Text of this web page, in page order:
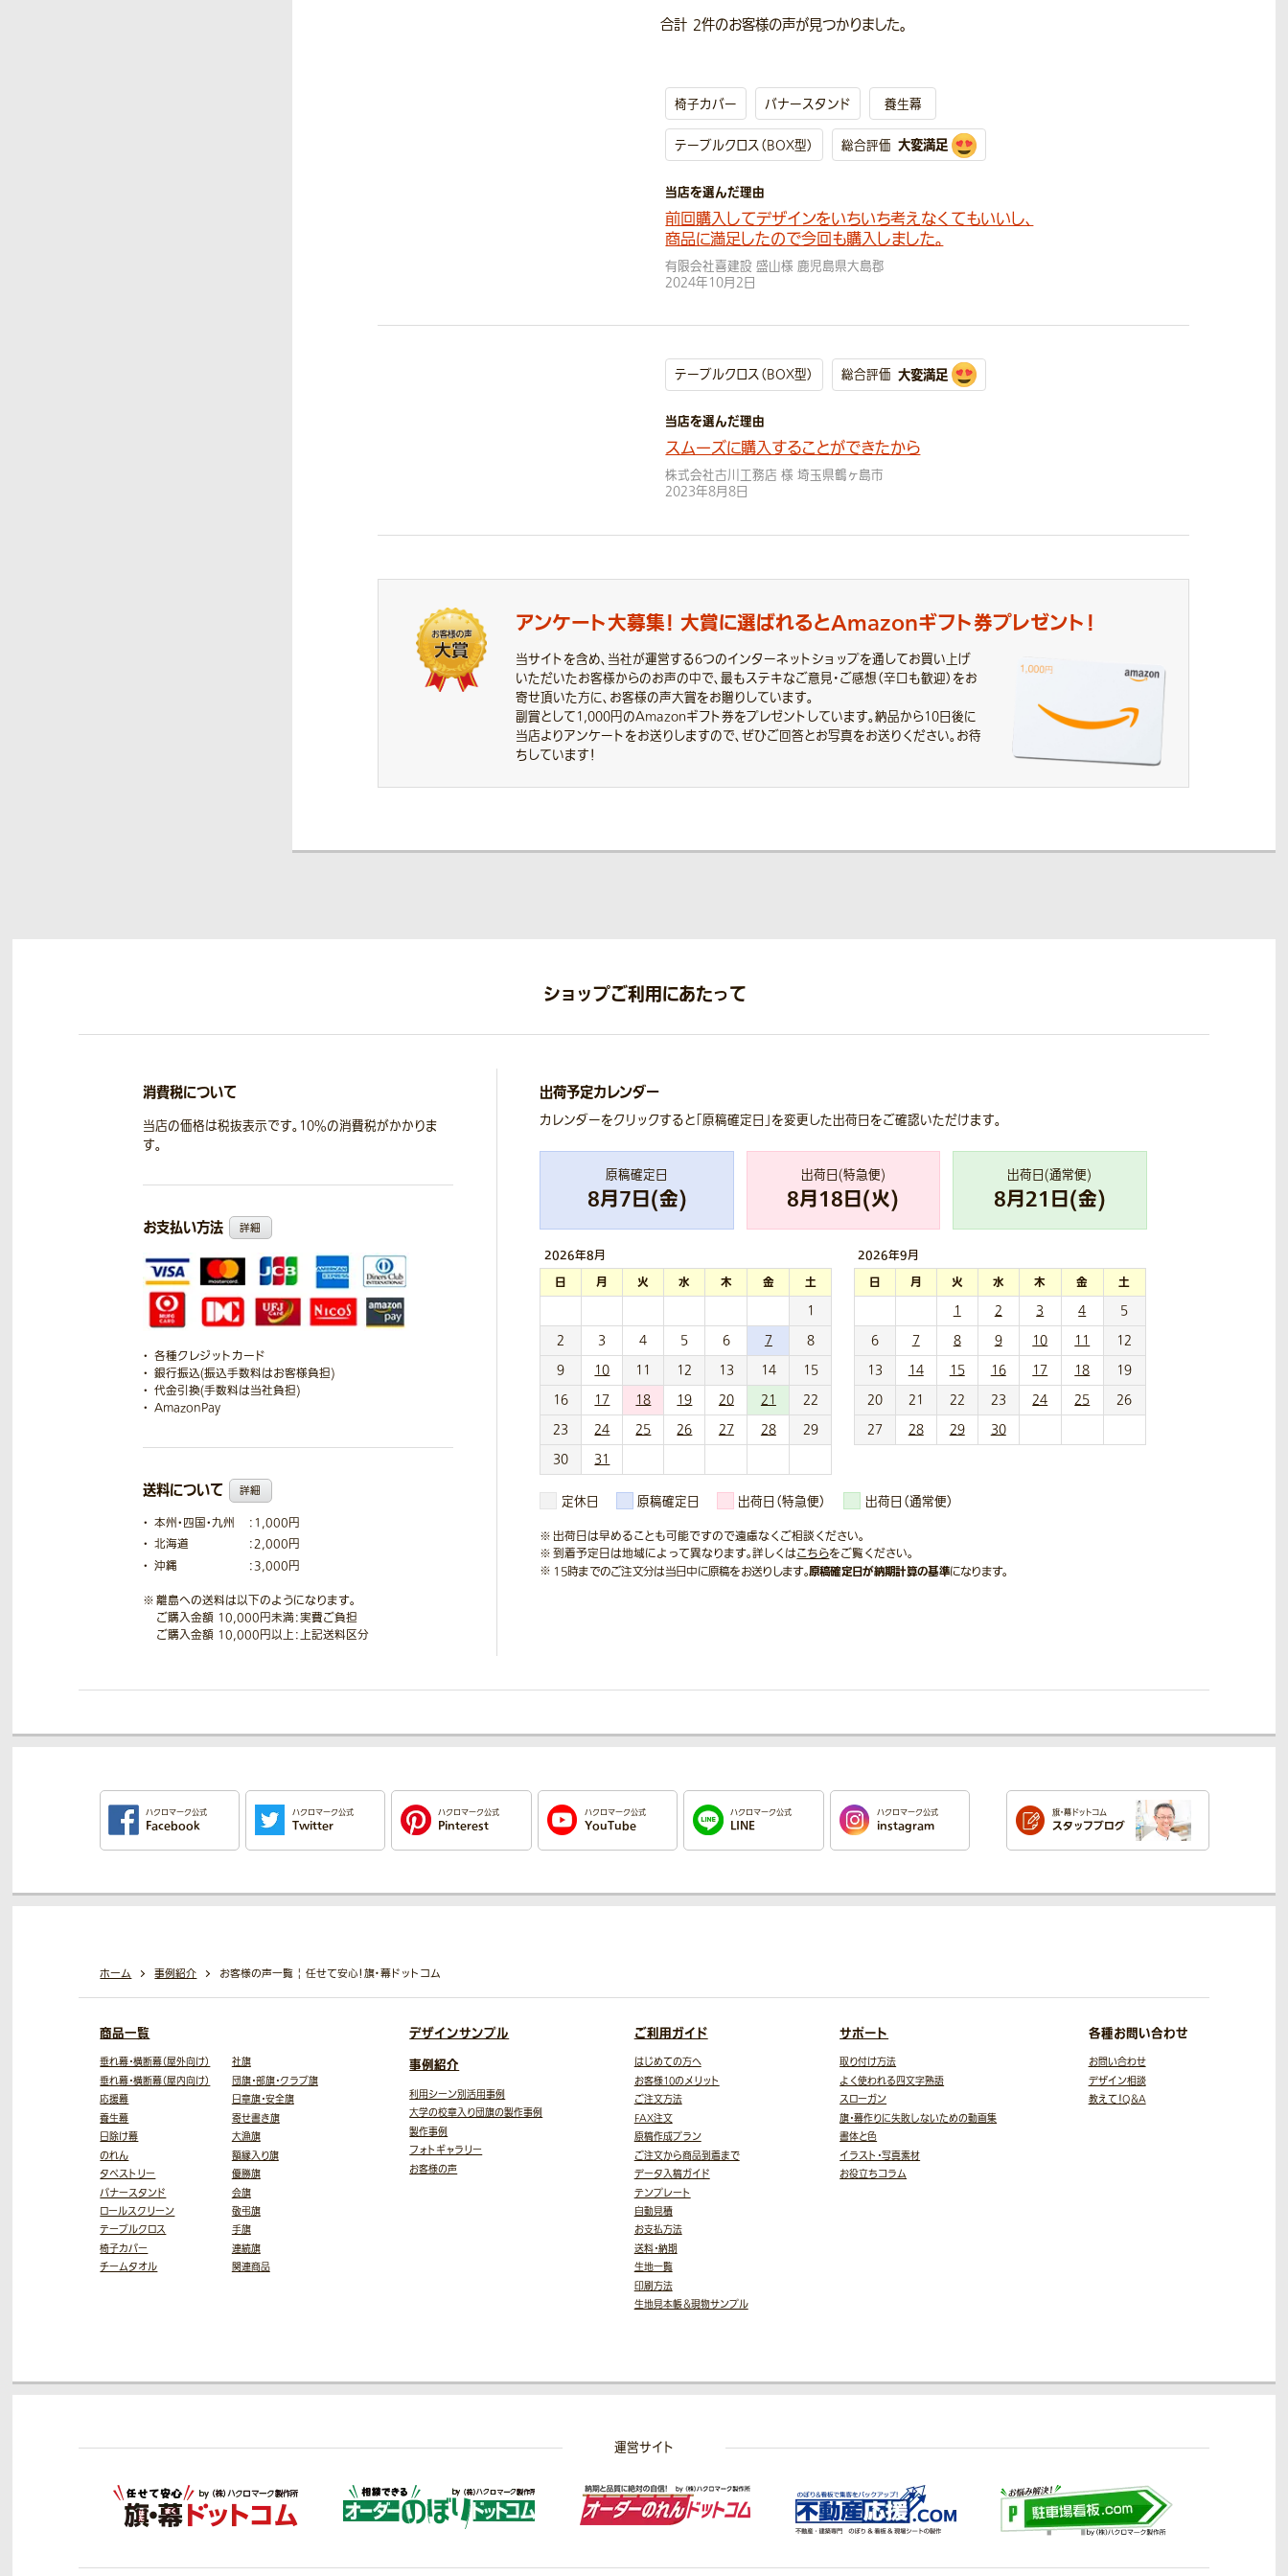
合計 2件のお客様の声が見つかりました。
椅子カバー バナースタンド 養生幕
テーブルクロス（BOX型） 総合評価 大変満足
当店を選んだ理由
前回購入してデザインをいちいち考えなくてもいいし、
商品に満足したので今回も購入しました。
有限会社喜建設 盛山様 鹿児島県大島郡
2024年10月2日
テーブルクロス（BOX型） 総合評価 大変満足
当店を選んだ理由
スムーズに購入することができたから
株式会社古川工務店 様 埼玉県鶴ヶ島市
2023年8月8日
アンケート大募集！ 大賞に選ばれるとAmazonギフト券プレゼント！
当サイトを含め、当社が運営する6つのインターネットショップを通してお買い上げ
いただいたお客様からのお声の中で、最もステキなご意見・ご感想（辛口も歓迎）をお
寄せ頂いた方に、お客様の声大賞をお贈りしています。
副賞として1,000円のAmazonギフト券をプレゼントしています。納品から10日後に
当店よりアンケートをお送りしますので、ぜひご回答とお写真をお送りください。お待
ちしています！
ショップご利用にあたって
消費税について
当店の価格は税抜表示です。10％の消費税がかかりま
す。
お支払い方法 詳細
各種クレジットカード
銀行振込(振込手数料はお客様負担)
代金引換(手数料は当社負担)
AmazonPay
送料について 詳細
本州・四国・九州
：1,000円
北海道
：2,000円
沖縄
：3,000円
離島への送料は以下のようになります。
ご購入金額 10,000円未満：実費ご負担
ご購入金額 10,000円以上：上記送料区分
出荷予定カレンダー
カレンダーをクリックすると「原稿確定日」を変更した出荷日をご確認いただけます。
原稿確定日
8月7日(金)
出荷日(特急便)
8月18日(火)
出荷日(通常便)
8月21 日(金)
2026年8月
日 月 火 水 木 金
土
1
2
3 4 5 6 7
8
9
10 11 12 13 14
15
16
17 18 19 20 21
22
23
24 25 26 27 28
29
30
31
2026年9月
日 月 火 水 木 金
土
1
2 3 4
5
6
7 8 9 10 11
12
13
14 15 16 17 18
19
20
21 22 23 24 25
26
27
28 29 30
定休日 原稿確定日 出荷日（特急便） 出荷日（通常便）
出荷日は早めることも可能ですので遠慮なくご相談ください。
到着予定日は地域によって異なります。詳しくはこちらをご覧ください。
15時までのご注文分は当日中に原稿をお送りします。原稿確定日が納期計算の基準になります。
ハクロマーク公式
Facebook
ハクロマーク公式
Twitter
ハクロマーク公式
Pinterest
ハクロマーク公式
YouTube
ハクロマーク公式
LINE
ハクロマーク公式
instagram
旗・幕ドットコム
スタッフブログ
ホーム 事例紹介 お客様の声一覧 | 任せて安心！旗・幕ドットコム
商品一覧
垂れ幕・横断幕（屋外向け）
垂れ幕・横断幕（屋内向け）
応援幕
養生幕
日除け幕
のれん
タペストリー
バナースタンド
ロールスクリーン
テーブルクロス
椅子カバー
チームタオル
社旗
団旗・部旗・クラブ旗
日章旗・安全旗
寄せ書き旗
大漁旗
額縁入り旗
優勝旗
会旗
敬弔旗
手旗
連続旗
関連商品
デザインサンプル
事例紹介
利用シーン別活用事例
大学の校章入り団旗の製作事例
製作事例
フォトギャラリー
お客様の声
ご利用ガイド
はじめての方へ
お客様10のメリット
ご注文方法
FAX注文
原稿作成プラン
ご注文から商品到着まで
データ入稿ガイド
テンプレート
自動見積
お支払方法
送料・納期
生地一覧
印刷方法
生地見本帳＆現物サンプル
サポート
取り付け方法
よく使われる四文字熟語
スローガン
旗・幕作りに失敗しないための動画集
書体と色
イラスト・写真素材
お役立ちコラム
各種お問い合わせ
お問い合わせ
デザイン相談
教えて！Q＆A
運営サイト